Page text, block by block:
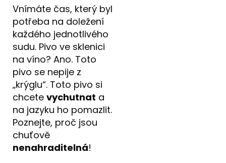
Vnímáte čas, který byl
potřeba na doležení
každého jednotlivého
sudu. Pivo ve sklenici
na víno? Ano. Toto
pivo se nepije z
„krýglu“. Toto pivo si
chcete vychutnat a
na jazyku ho pomazlit.
Poznejte, proč jsou
chuťově
nenahraditelná!